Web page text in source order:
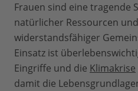
Frauen sind eine tragende
natürlicher Ressourcen
widerstandsfähiger
Einsatz ist
Eingriffe und die Klimakrise
damit die